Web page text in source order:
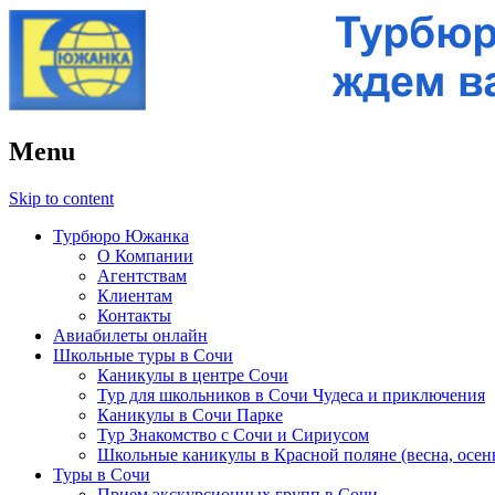
Menu
Skip to content
Турбюро Южанка
О Компании
Агентствам
Клиентам
Контакты
Авиабилеты онлайн
Школьные туры в Сочи
Каникулы в центре Сочи
Тур для школьников в Сочи Чудеса и приключения
Каникулы в Сочи Парке
Тур Знакомство с Сочи и Сириусом
Школьные каникулы в Красной поляне (весна,
Туры в Сочи